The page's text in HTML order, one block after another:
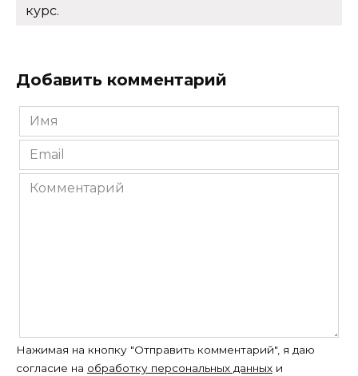
курс.
Добавить комментарий
Имя
*
Email
*
Комментарий
Нажимая на кнопку "Отправить комментарий", я даю
согласие на обработку персональных данных и